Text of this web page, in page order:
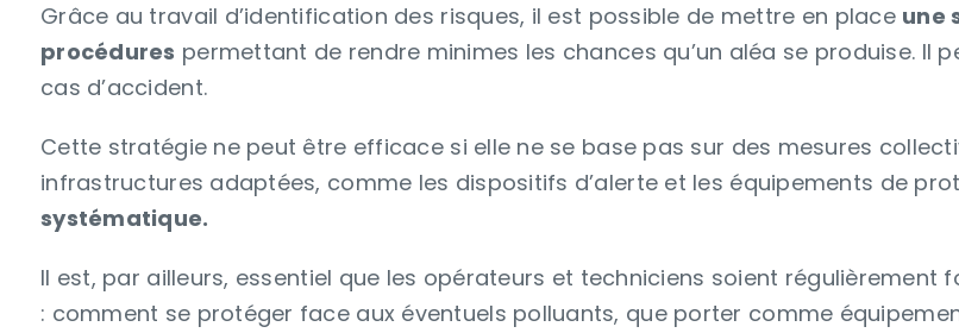
Grâce au travail d’identification des risques, il est possible de mettre en place une
procédures permettant de rendre minimes les chances qu’un aléa se produise. Il
cas d’accident.
Cette stratégie ne peut être efficace si elle ne se base pas sur des mesures
infrastructures adaptées, comme les dispositifs d’alerte et les équipements de
systématique.
Il est, par ailleurs, essentiel que les opérateurs et techniciens soient
: comment se protéger face aux éventuels polluants, que porter comme